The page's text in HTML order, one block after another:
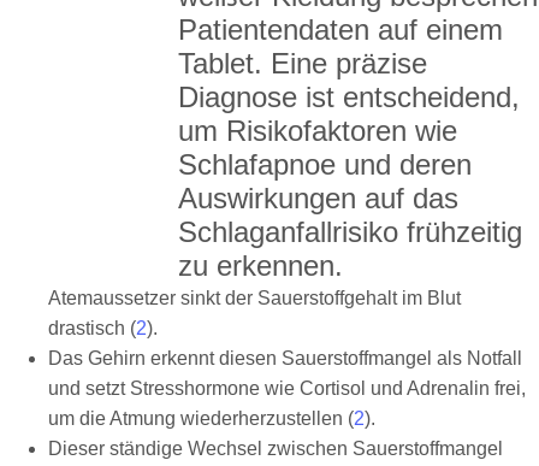
Atemaussetzer sinkt der Sauerstoffgehalt im Blut
drastisch (2).
Das Gehirn erkennt diesen Sauerstoffmangel als Notfall
und setzt Stresshormone wie Cortisol und Adrenalin frei,
um die Atmung wiederherzustellen (2).
Dieser ständige Wechsel zwischen Sauerstoffmangel